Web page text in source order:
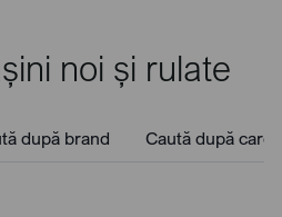
noi și rulate
după brand Caută după